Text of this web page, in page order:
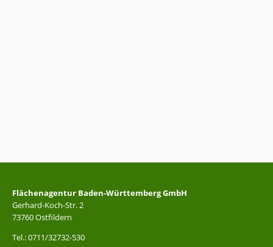
Flächenagentur Baden-Württemberg GmbH
Gerhard-Koch-Str. 2
73760 Ostfildern
Tel.: 0711/32732-530